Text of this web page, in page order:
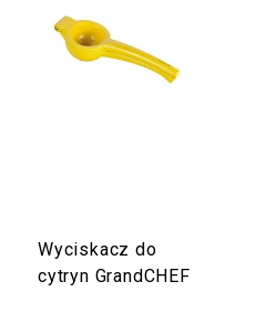
Wyciskacz do
cytryn GrandCHEF